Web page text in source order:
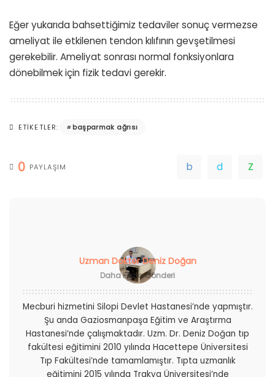
Eğer yukarıda bahsettiğimiz tedaviler sonuç vermezse
ameliyat ile etkilenen tendon kılıfının gevşetilmesi
gerekebilir. Ameliyat sonrası normal fonksiyonlara
dönebilmek için fizik tedavi gerekir.
ETIKETLER: başparmak ağrısı
0 PAYLAŞIM
Uzman Doktor Deniz Doğan
Daha Fazla Gönderi
Mecburi hizmetini Silopi Devlet Hastanesi’nde yapmıştır.
Şu anda Gaziosmanpaşa Eğitim ve Araştırma
Hastanesi’nde çalışmaktadır. Uzm. Dr. Deniz Doğan tıp
fakültesi eğitimini 2010 yılında Hacettepe Üniversitesi
Tıp Fakültesi’nde tamamlamıştır. Tıpta uzmanlık
eğitimini 2015 yılında Trakya Üniversitesi’nde